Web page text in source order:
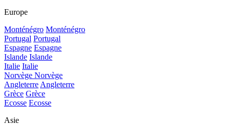
Europe
Monténégro Monténégro
Portugal Portugal
Espagne Espagne
Islande Islande
Italie Italie
Norvège Norvège
AngleterreAngleterre
Grèce Grèce
Ecosse Ecosse
Asie